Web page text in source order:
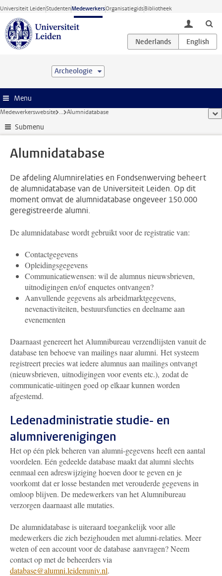
Ga direct naar de inhoud
Universiteit LeidenStudentenMedewerkersOrganisatiegidsBibliotheek
toggle
Archeologie
Menu
Medewerkerswebsite ... Alumnidatabase
Submenu
Alumnidatabase
De afdeling Alumnirelaties en Fondsenwerving beheert
de alumnidatabase van de Universiteit Leiden. Op dit
moment omvat de alumnidatabase ongeveer 150.000
geregistreerde alumni.
De alumnidatabase wordt gebruikt voor de registratie van:
Contactgegevens
Opleidingsgegevens
Communicatiewensen: wil de alumnus nieuwsbrieven,
uitnodigingen en/of enquetes ontvangen?
Aanvullende gegevens als arbeidmarktgegevens,
nevenactiviteiten, bestuursfuncties en deelname aan
evenementen
Daarnaast genereert het Alumnibureau verzendlijsten vanuit de
database ten behoeve van mailings naar alumni. Het systeem
registreert precies wat iedere alumnus aan mailings ontvangt
(nieuwsbrieven, uitnodigingen voor events etc.), zodat de
communicatie-uitingen goed op elkaar kunnen worden
afgestemd.
Ledenadministratie studie- en
alumniverenigingen
Het op één plek beheren van alumni-gegevens heeft een aantal
voordelen. Eén gedeelde database maakt dat alumni slechts
eenmaal een adreswijziging hoeven door te geven en je
voorkomt dat er losse bestanden met verouderde gegevens in
omloop blijven. De medewerkers van het Alumnibureau
verzorgen daarnaast alle mutaties.
De alumnidatabase is uiteraard toegankelijk voor alle
medewerkers die zich bezighouden met alumni-relaties. Meer
weten of een account voor de database aanvragen? Neem
contactop met de beheerders via
database@alumni.leidenuniv.nl.